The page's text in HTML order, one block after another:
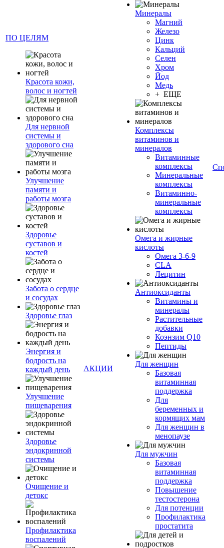
ПО ЦЕЛЯМ
Красота кожи,
волос и ногтей
Для нервной
системы и
здорового сна
Улучшение
памяти и
работы мозга
Здоровье
суставов и
костей
Забота о сердце
и сосудах
Здоровье глаз
Энергия и
бодрость на
каждый день
Улучшение
пищеварения
Здоровье
эндокринной
системы
Очищение и
детокс
Профилактика
воспалений
АКЦИИ
Минералы
Магний
Железо
Цинк
Кальций
Селен
Хром
Йод
Медь
+ ЕЩЕ
Комплексы
витаминов и
минералов
Витаминные
комплексы
Минеральные
комплексы
Витаминно-
минеральные
комплексы
Омега и жирные
кислоты
Омега 3-6-9
CLA
Лецитин
Антиоксиданты
Витамины и
минералы
Растительные
добавки
Коэнзим Q10
Пептиды
Для женщин
Базовая
витаминная
поддержка
Для
беременных и
кормящих мам
Для женщин в
менопаузе
Для мужчин
Базовая
витаминная
поддержка
Повышение
тестостерона
Для потенции
Профилактика
простатита